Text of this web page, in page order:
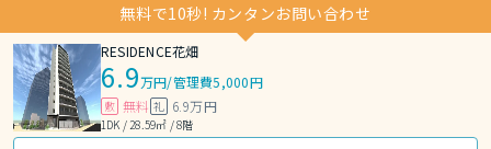
無料で10秒! カンタンお問い合わせ
RESIDENCE花畑
6.9万円/管理費5,000円
敷 無料 礼 6.9万円
1DK / 28.59㎡ / 8階